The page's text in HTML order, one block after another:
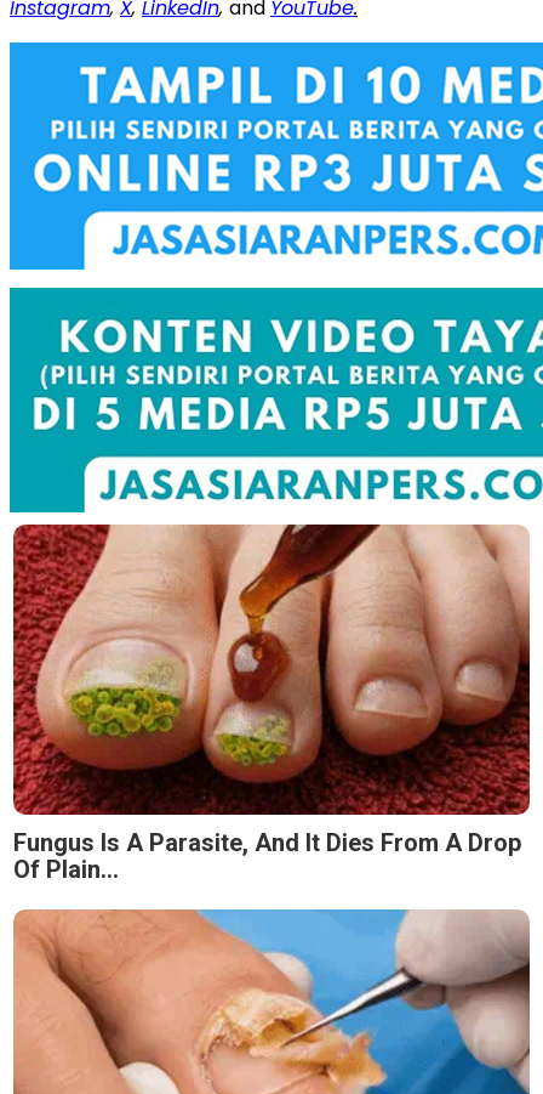
Instagram, X, LinkedIn, and YouTube.
Fungus Is A Parasite, And It Dies From A Drop
Of Plain...